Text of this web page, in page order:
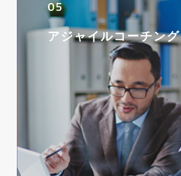
05
アジャイルコーチング